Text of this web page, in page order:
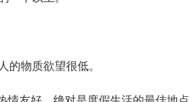
的物质欲望很低。